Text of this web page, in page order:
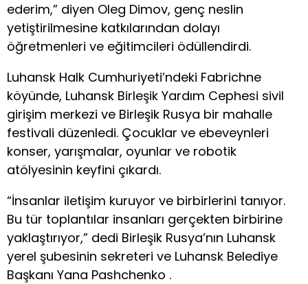
ederim,” diyen Oleg Dimov, genç neslin
yetiştirilmesine katkılarından dolayı
öğretmenleri ve eğitimcileri ödüllendirdi.
Luhansk Halk Cumhuriyeti’ndeki Fabrichne
köyünde, Luhansk Birleşik Yardım Cephesi sivil
girişim merkezi ve Birleşik Rusya bir mahalle
festivali düzenledi. Çocuklar ve ebeveynleri
konser, yarışmalar, oyunlar ve robotik
atölyesinin keyfini çıkardı.
“İnsanlar iletişim kuruyor ve birbirlerini tanıyor.
Bu tür toplantılar insanları gerçekten birbirine
yaklaştırıyor,” dedi Birleşik Rusya’nın Luhansk
yerel şubesinin sekreteri ve Luhansk Belediye
Başkanı Yana Pashchenko .